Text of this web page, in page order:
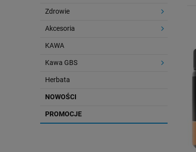
Zdrowie
Akcesoria
KAWA
Kawa GBS
Herbata
NOWOŚCI
PROMOCJE